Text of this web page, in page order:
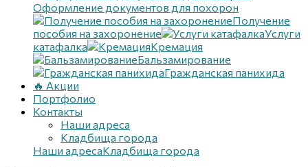
Оформление документов для похорон
Получение
пособия на захоронение
Услуги
катафалка
Кремация
Бальзамирование
Гражданская панихида
🔥 Акции
Портфолио
Контакты
Наши адреса
Кладбища города
Наши адресаКладбища города